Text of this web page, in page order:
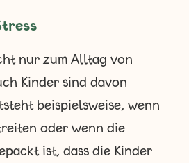
nur zum Alltag von
Kinder sind davon
beispielsweise, wenn
oder wenn die
ist, dass die Kinder